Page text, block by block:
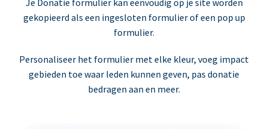
Je Donatie formulier kan eenvoudig op je site worden
gekopieerd als een ingesloten formulier of een pop up
formulier.
Personaliseer het formulier met elke kleur, voeg impact
gebieden toe waar leden kunnen geven, pas donatie
bedragen aan en meer.